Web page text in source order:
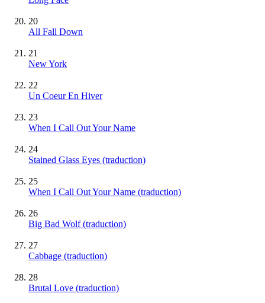
20
All Fall Down
21
New York
22
Un Coeur En Hiver
23
When I Call Out Your Name
24
Stained Glass Eyes (traduction)
25
When I Call Out Your Name (traduction)
26
Big Bad Wolf (traduction)
27
Cabbage (traduction)
28
Brutal Love (traduction)